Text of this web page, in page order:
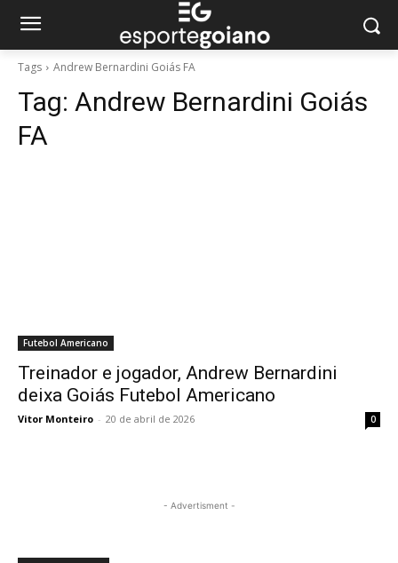
Tags Andrew Bernardini Goiás FA
Tag: Andrew Bernardini Goiás
FA
Futebol Americano
Treinador e jogador, Andrew Bernardini
deixa Goiás Futebol Americano
Vitor Monteiro - 20 de abril de 2026 0
- Advertisment -